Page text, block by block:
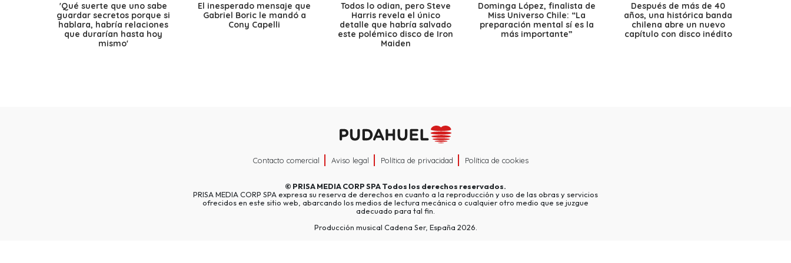
'Qué suerte que uno sabe
guardar secretos porque si
hablara, habría relaciones
que durarían hasta hoy
mismo'
El inesperado mensaje que
Gabriel Boric le mandó a
Cony Capelli
Todos lo odian, pero Steve
Harris revela el único
detalle que habría salvado
este polémico disco de Iron
Maiden
Dominga López, finalista de
Miss Universo Chile: “La
preparación mental sí es la
más importante”
Después de más de 40
años, una histórica banda
chilena abre un nuevo
capítulo con disco inédito
Contacto comercial Aviso legal Política de privacidad Política de cookies
© PRISA MEDIA CORP SPATodos los derechos reservados.
PRISA MEDIA CORP SPA expresa su reserva de derechos en cuanto a la reproducción y uso de las obras y servicios
ofrecidos en este sitio web, abarcando los medios de lectura mecánica o cualquier otro medio que se juzgue
adecuado para tal fin.
Producción musical Cadena Ser, España 2026.